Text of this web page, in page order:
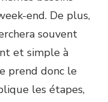
end. De plus,
souvent
et simple à
prend donc le
les étapes,